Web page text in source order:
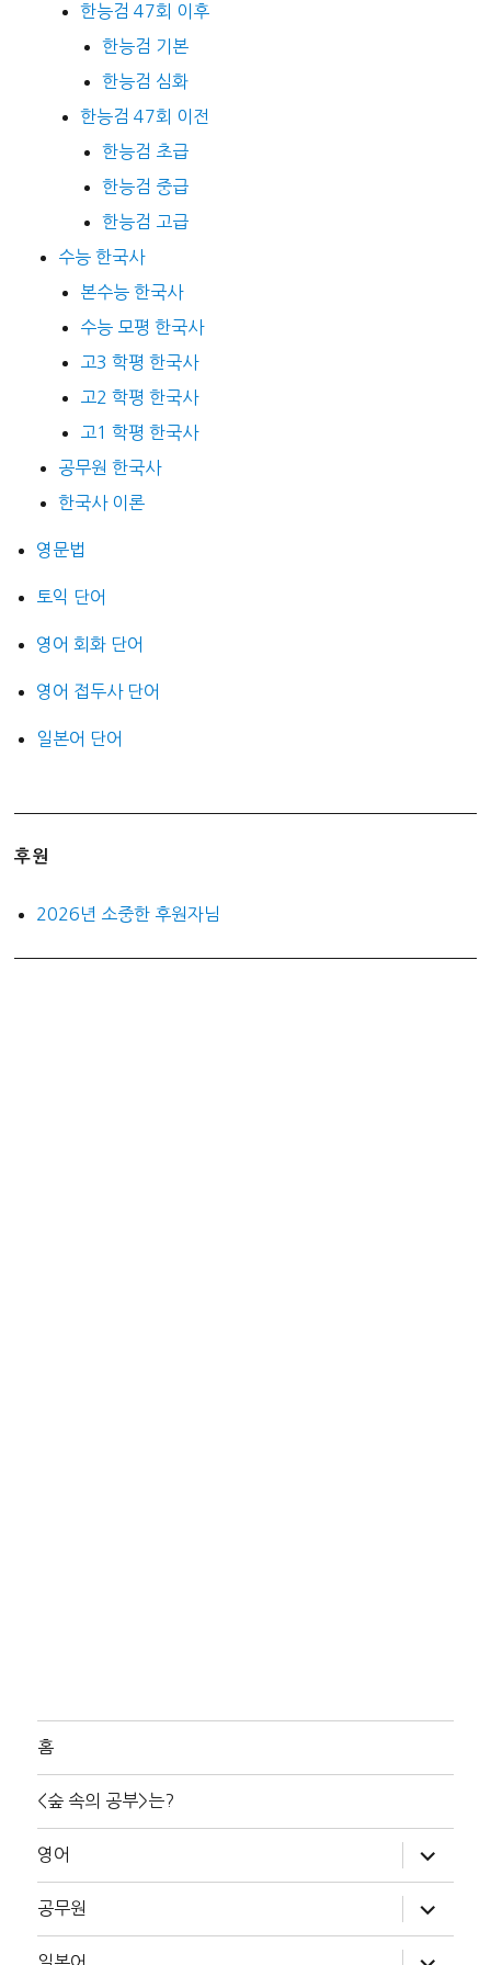
한능검 47회 이후
한능검 기본
한능검 심화
한능검 47회 이전
한능검 초급
한능검 중급
한능검 고급
수능 한국사
본수능 한국사
수능 모평 한국사
고3 학평 한국사
고2 학평 한국사
고1 학평 한국사
공무원 한국사
한국사 이론
영문법
토익 단어
영어 회화 단어
영어 접두사 단어
일본어 단어
후원
2026년 소중한 후원자님
홈
<숲 속의 공부>는?
영어
위
메
뉴
확
장
공무원
위
메
뉴